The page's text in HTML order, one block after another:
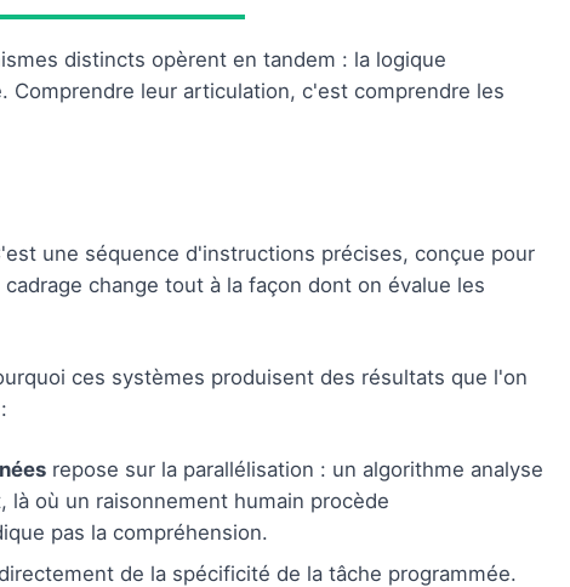
distincts opèrent en tandem : la logique
leur articulation, c'est comprendre les
une séquence d'instructions précises, conçue pour
change tout à la façon dont on évalue les
ces systèmes produisent des résultats que l'on
repose sur la parallélisation : un algorithme analyse
où un raisonnement humain procède
pas la compréhension.
de la spécificité de la tâche programmée.